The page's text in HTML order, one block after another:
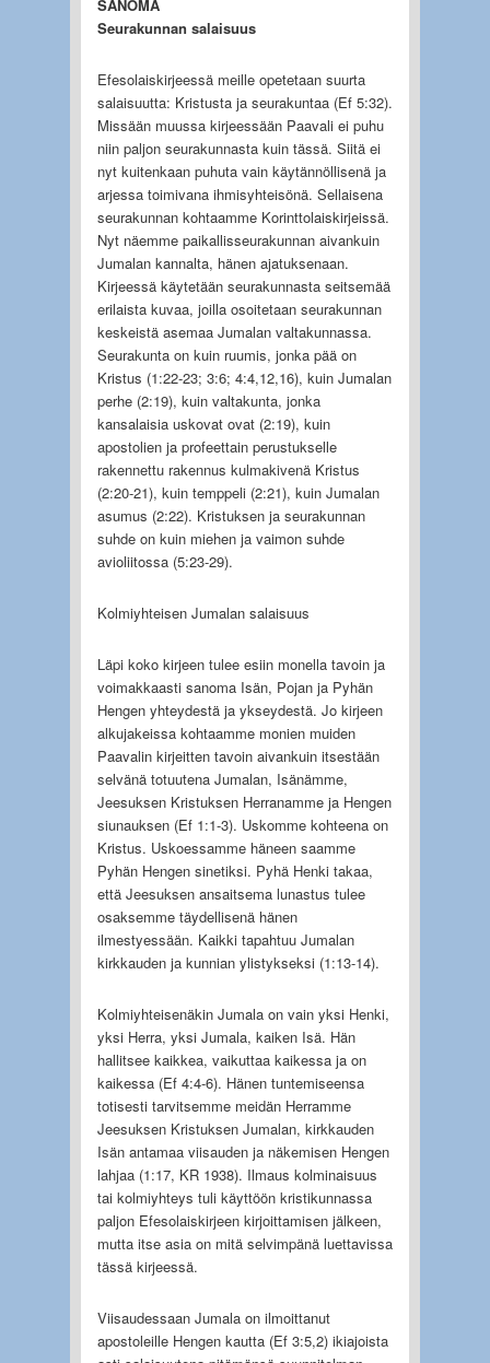
SANOMA
Seurakunnan salaisuus
Efesolaiskirjeessä meille opetetaan suurta
salaisuutta: Kristusta ja seurakuntaa (Ef 5:32).
Missään muussa kirjeessään Paavali ei puhu
niin paljon seurakunnasta kuin tässä. Siitä ei
nyt kuitenkaan puhuta vain käytännöllisenä ja
arjessa toimivana ihmisyhteisönä. Sellaisena
seurakunnan kohtaamme Korinttolaiskirjeissä.
Nyt näemme paikallisseurakunnan aivankuin
Jumalan kannalta, hänen ajatuksenaan.
Kirjeessä käytetään seurakunnasta seitsemää
erilaista kuvaa, joilla osoitetaan seurakunnan
keskeistä asemaa Jumalan valtakunnassa.
Seurakunta on kuin ruumis, jonka pää on
Kristus (1:22-23; 3:6; 4:4,12,16), kuin Jumalan
perhe (2:19), kuin valtakunta, jonka
kansalaisia uskovat ovat (2:19), kuin
apostolien ja profeettain perustukselle
rakennettu rakennus kulmakivenä Kristus
(2:20-21), kuin temppeli (2:21), kuin Jumalan
asumus (2:22). Kristuksen ja seurakunnan
suhde on kuin miehen ja vaimon suhde
avioliitossa (5:23-29).
Kolmiyhteisen Jumalan salaisuus
Läpi koko kirjeen tulee esiin monella tavoin ja
voimakkaasti sanoma Isän, Pojan ja Pyhän
Hengen yhteydestä ja ykseydestä. Jo kirjeen
alkujakeissa kohtaamme monien muiden
Paavalin kirjeitten tavoin aivankuin itsestään
selvänä totuutena Jumalan, Isänämme,
Jeesuksen Kristuksen Herranamme ja Hengen
siunauksen (Ef 1:1-3). Uskomme kohteena on
Kristus. Uskoessamme häneen saamme
Pyhän Hengen sinetiksi. Pyhä Henki takaa,
että Jeesuksen ansaitsema lunastus tulee
osaksemme täydellisenä hänen
ilmestyessään. Kaikki tapahtuu Jumalan
kirkkauden ja kunnian ylistykseksi (1:13-14).
Kolmiyhteisenäkin Jumala on vain yksi Henki,
yksi Herra, yksi Jumala, kaiken Isä. Hän
hallitsee kaikkea, vaikuttaa kaikessa ja on
kaikessa (Ef 4:4-6). Hänen tuntemiseensa
totisesti tarvitsemme meidän Herramme
Jeesuksen Kristuksen Jumalan, kirkkauden
Isän antamaa viisauden ja näkemisen Hengen
lahjaa (1:17, KR 1938). Ilmaus kolminaisuus
tai kolmiyhteys tuli käyttöön kristikunnassa
paljon Efesolaiskirjeen kirjoittamisen jälkeen,
mutta itse asia on mitä selvimpänä luettavissa
tässä kirjeessä.
Viisaudessaan Jumala on ilmoittanut
apostoleille Hengen kautta (Ef 3:5,2) ikiajoista